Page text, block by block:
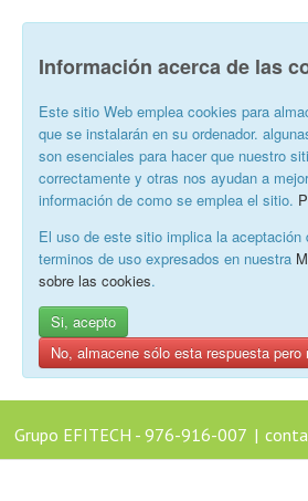
Información acerca de las
Este sitio Web emplea cookies para
que se instalarán en su ordenador.
son esenciales para hacer que nuestro
correctamente y otras nos ayudan a
información de como se emplea el sitio.
El uso de este sitio implica la aceptación
terminos de uso expresados en nuestra
sobre las cookies.
Si, acepto
No, almacene sólo esta respuesta pero
Grupo EFITECH - 976-916-007 |